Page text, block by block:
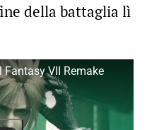
della battaglia lì
VII Remake